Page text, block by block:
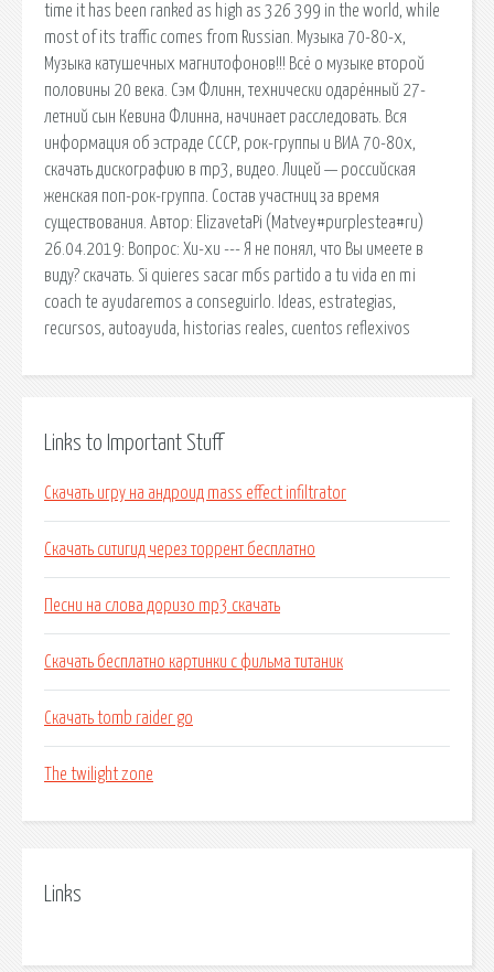
time it has been ranked as high as 326 399 in the world, while
most of its traffic comes from Russian. Музыка 70-80-х,
Музыка катушечных магнитофонов!!! Всё о музыке второй
половины 20 века. Сэм Флинн, технически одарённый 27-
летний сын Кевина Флинна, начинает расследовать. Вся
информация об эстраде СССР, рок-группы и ВИА 70-80х,
скачать дискографию в mp3, видео. Лицей — российская
женская поп-рок-группа. Состав участниц за время
существования. Автор: ElizavetaPi (Matvey#purplestea#ru)
26.04.2019: Вопрос: Хи-хи --- Я не понял, что Вы имеете в
виду? скачать. Si quieres sacar mбs partido a tu vida en mi
coach te ayudaremos a conseguirlo. Ideas, estrategias,
recursos, autoayuda, historias reales, cuentos reflexivos
Links to Important Stuff
Скачать игру на андроид mass effect infiltrator
Скачать ситигид через торрент бесплатно
Песни на слова доризо mp3 скачать
Скачать бесплатно картинки с фильма титаник
Скачать tomb raider go
The twilight zone
Links